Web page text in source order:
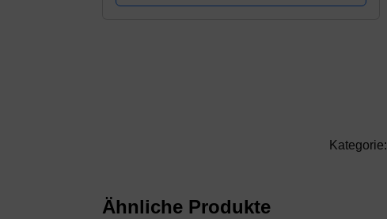
Kategorie:
Ähnliche Produkte